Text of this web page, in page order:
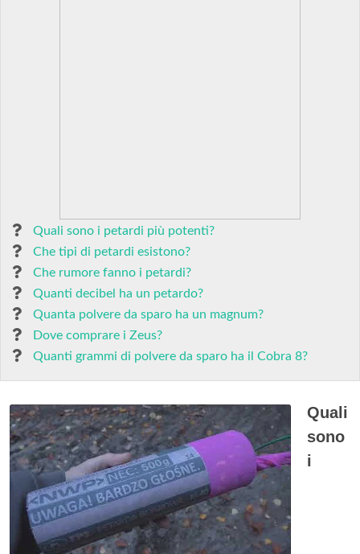
Quali sono i petardi più potenti?
Che tipi di petardi esistono?
Che rumore fanno i petardi?
Quanti decibel ha un petardo?
Quanta polvere da sparo ha un magnum?
Dove comprare i Zeus?
Quanti grammi di polvere da sparo ha il Cobra 8?
Quali
sono
i